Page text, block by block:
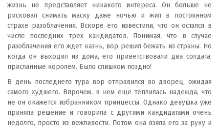
жизнь не представляет никакого интереса. Он больше не
рисковал снимать маску даже ночью и жил в постоянном
страхе разоблачения. Вскоре его известили, что он остался в
числе последних трех кандидатов. Понимая, что в случае
разоблачения его ждет казнь, вор решил бежать из страны. Но
когда он выходил из дома, его приветствовали два солдата,
присланные королем. Было слишком поздно!
В день последнего тура вор отправился во дворец, ожидая
самого худшего. Впрочем, в нем еще теплилась надежда, что
не он окажется избранником принцессы. Однако девушка уже
приняла решение и говорила с другими кандидатами очень
недолго, просто из вежливости. Потом она взяла его за руку и